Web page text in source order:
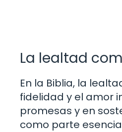
La lealtad
En la Biblia, la
fidelidad y el amor
promesas y en
como parte